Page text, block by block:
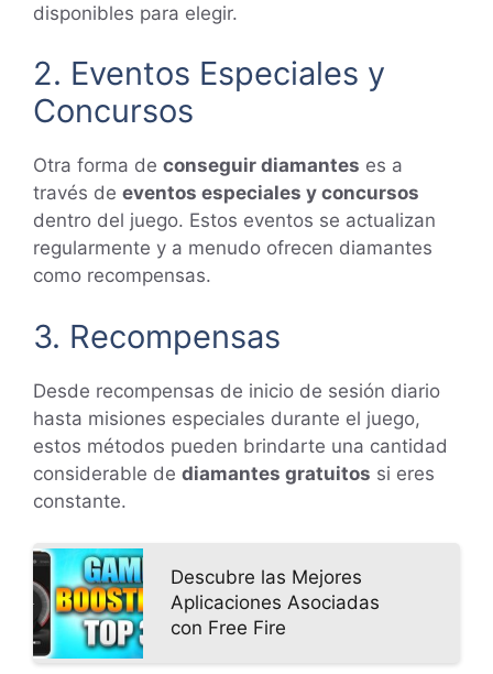
disponibles para elegir.
2. Eventos Especiales y
Concursos
Otra forma de conseguir diamantes es a
través de eventos especiales y concursos
dentro del juego. Estos eventos se actualizan
regularmente y a menudo ofrecen diamantes
como recompensas.
3. Recompensas
Desde recompensas de inicio de sesión diario
hasta misiones especiales durante el juego,
estos métodos pueden brindarte una cantidad
considerable de diamantes gratuitos si eres
constante.
Descubre las Mejores
Aplicaciones Asociadas
con Free Fire